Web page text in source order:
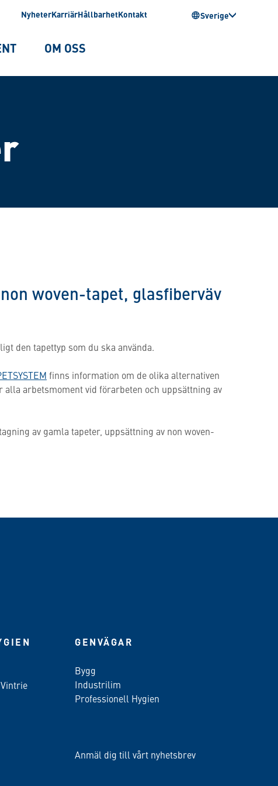
NyheterKarriärHållbarhetKontakt Sverige
OM OSS
woven-tapet, glasfiberväv
den tapettyp som du ska använda.
finns information om de olika alternativen
arbetsmoment vid förarbeten och uppsättning av
av gamla tapeter, uppsättning av non woven-
GENVÄGAR
Bygg
Industrilim
Professionell Hygien
Anmäl dig till vårt nyhetsbrev